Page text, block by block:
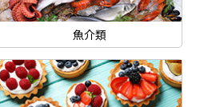
魚介類